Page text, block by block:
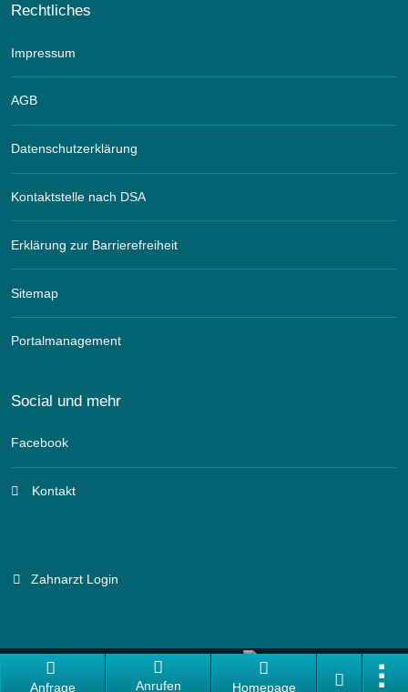
Anfrage Anrufen Homepage
Rechtliches
Impressum
AGB
Datenschutzerklärung
Kontaktstelle nach DSA
Erklärung zur Barrierefreiheit
Sitemap
Portalmanagement
Social und mehr
Facebook
Kontakt
Zahnarzt Login
Branchenportal Software made in Germany
Aktuelle Version: 14.13.0